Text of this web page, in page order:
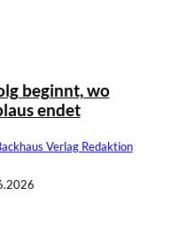
beginnt, wo
endet
Verlag Redaktion